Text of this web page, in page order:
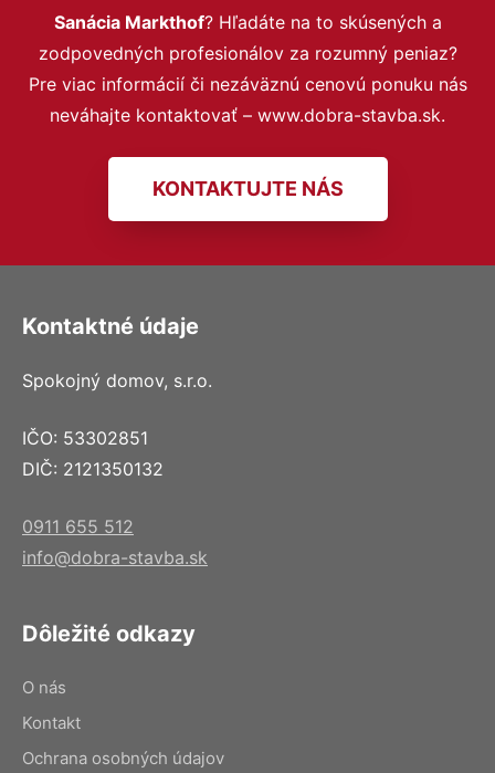
Sanácia Markthof? Hľadáte na to skúsených a
zodpovedných profesionálov za rozumný peniaz?
Pre viac informácií či nezáväznú cenovú ponuku nás
neváhajte kontaktovať – www.dobra-stavba.sk.
KONTAKTUJTE NÁS
Kontaktné údaje
Spokojný domov, s.r.o.
IČO: 53302851
DIČ: 2121350132
0911 655 512
info@dobra-stavba.sk
Dôležité odkazy
O nás
Kontakt
Ochrana osobných údajov